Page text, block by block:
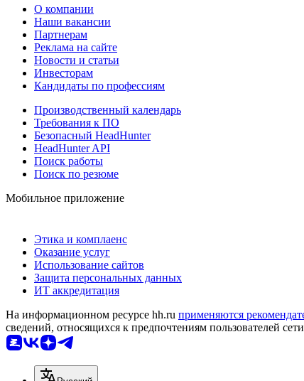
О компании
Наши вакансии
Партнерам
Реклама на сайте
Новости и статьи
Инвесторам
Кандидаты по профессиям
Производственный календарь
Требования к ПО
Безопасный HeadHunter
HeadHunter API
Поиск работы
Поиск по резюме
Мобильное приложение
Этика и комплаенс
Оказание услуг
Использование сайтов
Защита персональных данных
ИТ аккредитация
На информационном ресурсе hh.ru применяются
сведений, относящихся к предпочтениям пользователей